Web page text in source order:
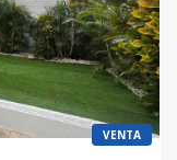
VENTA